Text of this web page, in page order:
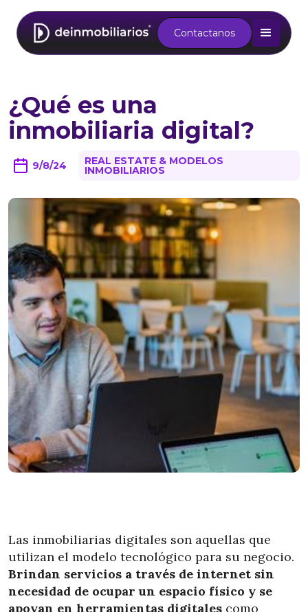
¿Qué es una
inmobiliaria digital?
9/8/24 REAL ESTATE & MODELOS
INMOBILIARIOS
Contactanos
Las inmobiliarias digitales son aquellas que
utilizan el modelo tecnológico para su negocio.
Brindan servicios a través de internet sin
necesidad de ocupar un espacio físico y se
apoyan en herramientas digitales como